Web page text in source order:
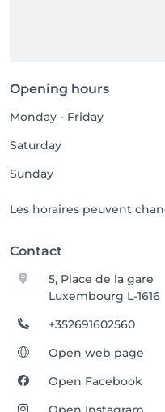
Opening hours
Monday - Friday
Saturday
Sunday
Les horaires peuvent
Contact
5, Place de la gare
Luxembourg L-1616
+352691602560
Open web page
Open Facebook